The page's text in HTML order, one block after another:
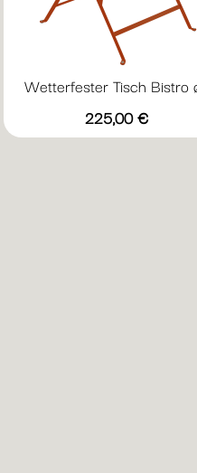
Wetterfester Tisch Bistro
Preis
225,00 €
Vorschau
AbyssblauAcapulcoblau
Anthrazit
Chili